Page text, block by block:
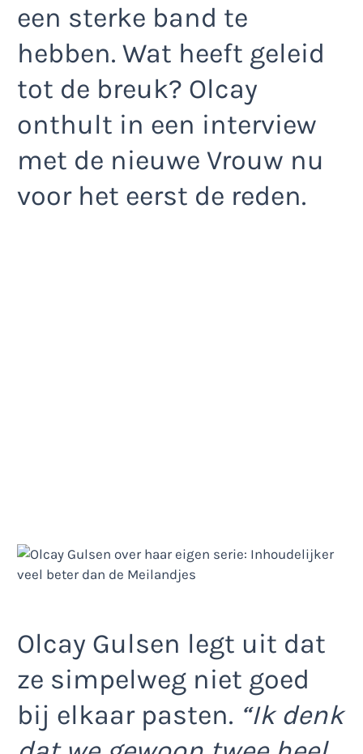
een sterke band te
hebben. Wat heeft geleid
tot de breuk? Olcay
onthult in een interview
met de nieuwe Vrouw nu
voor het eerst de reden.
Olcay Gulsen legt uit dat
ze simpelweg niet goed
bij elkaar pasten. “Ik denk